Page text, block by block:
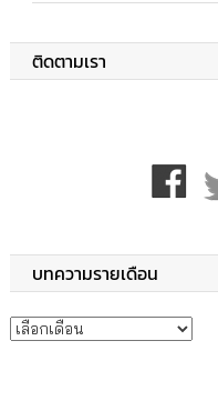
ติดตามเรา
บทความรายเดือน
บทความรายเดือน